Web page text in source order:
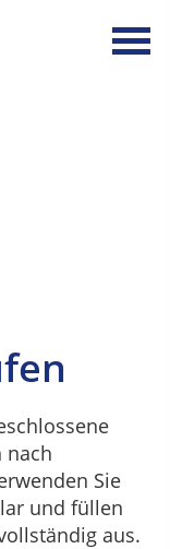
nach
Sie
und füllen
aus.